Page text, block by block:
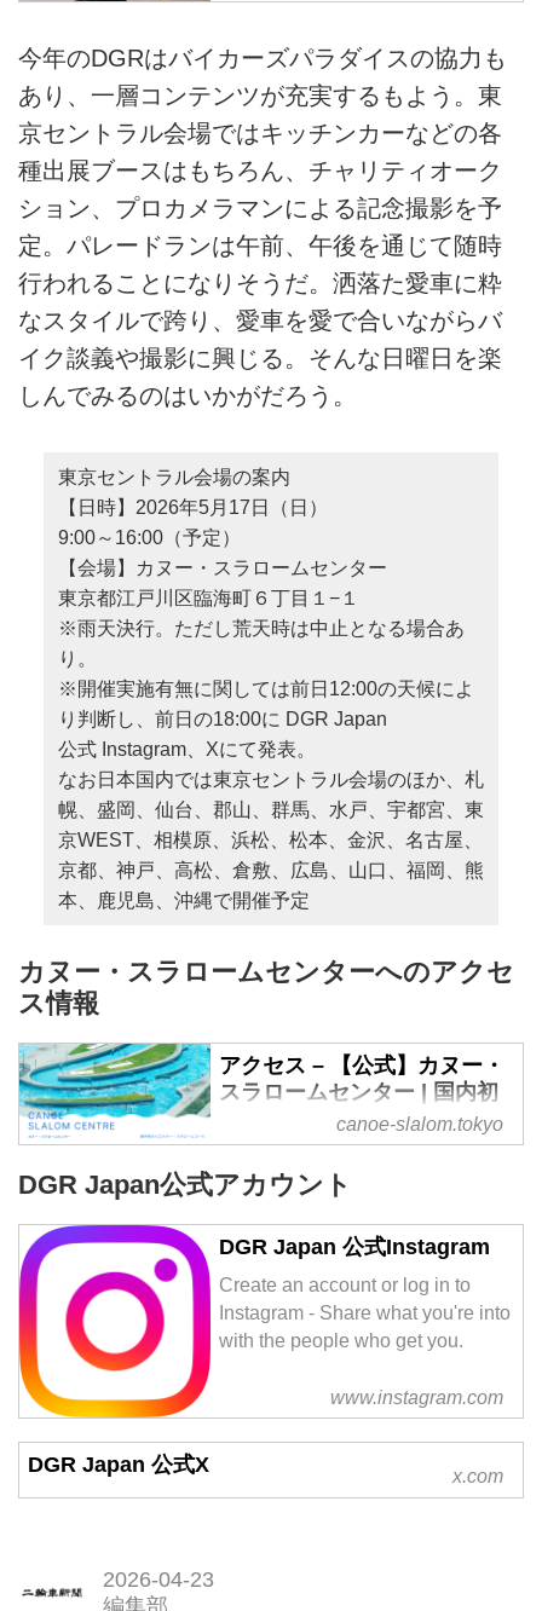
界各地でライダーたちが粋なスタ
イルでクラシカルなバイクに跨
り、パレードランしながら募金を
呼びかける」というものだ。
今年のDGRはバイカーズパラダイスの協力も
あり、一層コンテンツが充実するもよう。東
京セントラル会場ではキッチンカーなどの各
種出展ブースはもちろん、チャリティオーク
ション、プロカメラマンによる記念撮影を予
定。パレードランは午前、午後を通じて随時
行われることになりそうだ。洒落た愛車に粋
なスタイルで跨り、愛車を愛で合いながらバ
イク談義や撮影に興じる。そんな日曜日を楽
しんでみるのはいかがだろう。
東京セントラル会場の案内
【日時】2026年5月17日（日）
9:00～16:00（予定）
【会場】カヌー・スラロームセンター
東京都江戸川区臨海町６丁目１−１
※雨天決行。ただし荒天時は中止となる場合あ
り。
※開催実施有無に関しては前日12:00の天候によ
り判断し、前日の18:00に DGR Japan
公式 Instagram、Xにて発表。
なお日本国内では東京セントラル会場のほか、札
幌、盛岡、仙台、郡山、群馬、水戸、宇都宮、東
京WEST、相模原、浜松、松本、金沢、名古屋、
京都、神戸、高松、倉敷、広島、山口、福岡、熊
本、鹿児島、沖縄で開催予定
カヌー・スラロームセンターへのアクセ
ス情報
アクセス – 【公式】カヌー・
スラロームセンター | 国内初
の人工カヌースラロームコー
ス
canoe-slalom.tokyo
DGR Japan公式アカウント
DGR Japan 公式Instagram
Create an account or log in to
Instagram - Share what you're into
with the people who get you.
www.instagram.com
DGR Japan 公式X x.com
2026-04-23
編集部